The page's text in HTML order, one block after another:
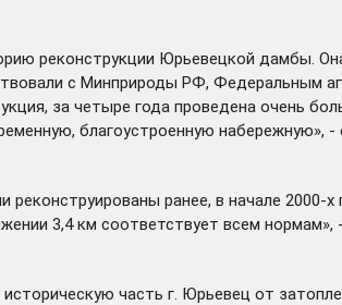
реконструкции Юрьевецкой дамбы.
с Минприроды РФ, Федеральным
за четыре года проведена очень
благоустроенную набережную», -
ранее, в начале 2000-х
3,4 км соответствует всем нормам»,
часть г. Юрьевец от